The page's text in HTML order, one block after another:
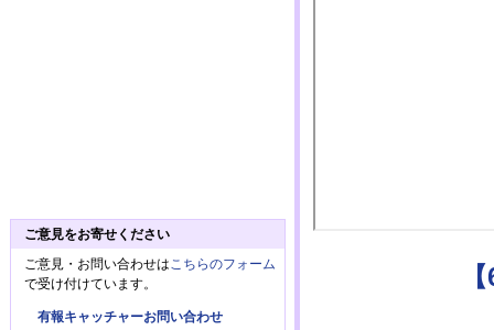
ご意見をお寄せください
ご意見・お問い合わせは こちらのフォーム
で受け付けています。
有報キャッチャーお問い合わせ